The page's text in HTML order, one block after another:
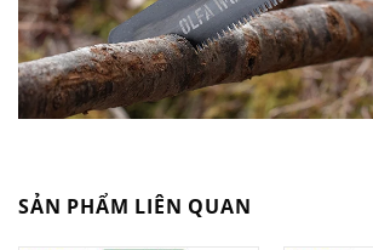
SẢN PHẨM LIÊN QUAN